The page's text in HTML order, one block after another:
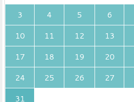
3
4 5 6
10
11 12 13
17
18 19 20
24
25 26 27
31